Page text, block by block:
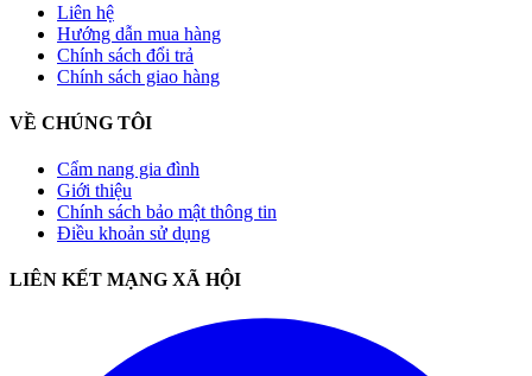
Liên hệ
Hướng dẫn mua hàng
Chính sách đổi trả
Chính sách giao hàng
VỀ CHÚNG TÔI
Cẩm nang gia đình
Giới thiệu
Chính sách bảo mật thông tin
Điều khoản sử dụng
LIÊN KẾT MẠNG XÃ HỘI